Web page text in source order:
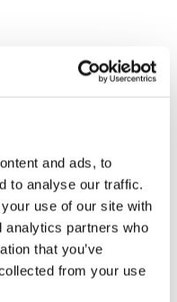
and ads, to
to analyse our traffic.
use of our site with
analytics partners who
that you’ve
from your use